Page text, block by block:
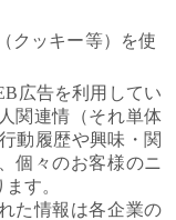
クッキー等）を使
広告を利用してい
関連情（それ単体
動履歴や興味・関
個々のお客様のニ
す。
た情報は各企業の